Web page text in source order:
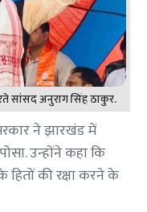
सांसद अनुराग सिंह ठाकुर.
ने झारखंड में
उन्होंने कहा कि
हितों की रक्षा करने के